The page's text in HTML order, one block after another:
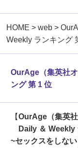
HOME >web >
Weekly ランキング
OurAge（集英社
ング 第 1 位
【OurAge（集英社
Daily ＆ Weekly
~セックスをしな